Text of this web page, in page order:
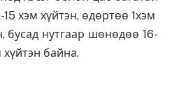
хэм хүйтэн, өдөртөө 1хэм
бусад нутгаар шөнөдөө 16-
байна.